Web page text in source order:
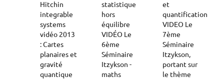
Hitchin
integrable
systems
vidéo 2013
: Cartes
planaires et
gravité
quantique
statistique
hors
équilibre
VIDÉO Le
6ème
Séminaire
Itzykson -
maths
et
quantification
VIDEO Le
7ème
Séminaire
Itzykson,
portant sur
le thème